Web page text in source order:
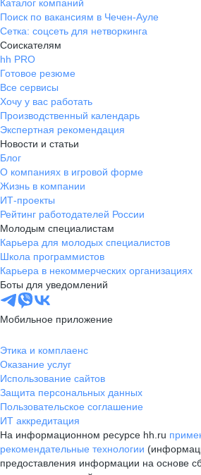
Каталог компаний
Поиск по вакансиям в Чечен-Ауле
Сетка: соцсеть для нетворкинга
Соискателям
hh PRO
Готовое резюме
Все сервисы
Хочу у вас работать
Производственный календарь
Экспертная рекомендация
Новости и статьи
Блог
О компаниях в игровой форме
Жизнь в компании
ИТ-проекты
Рейтинг работодателей России
Молодым специалистам
Карьера для молодых специалистов
Школа программистов
Карьера в некоммерческих организациях
Боты для уведомлений
Мобильное приложение
Этика и комплаенс
Оказание услуг
Использование сайтов
Защита персональных данных
Пользовательское соглашение
ИТ аккредитация
На информационном ресурсе hh.ru
рекомендательные технологии
предоставления информации на основе